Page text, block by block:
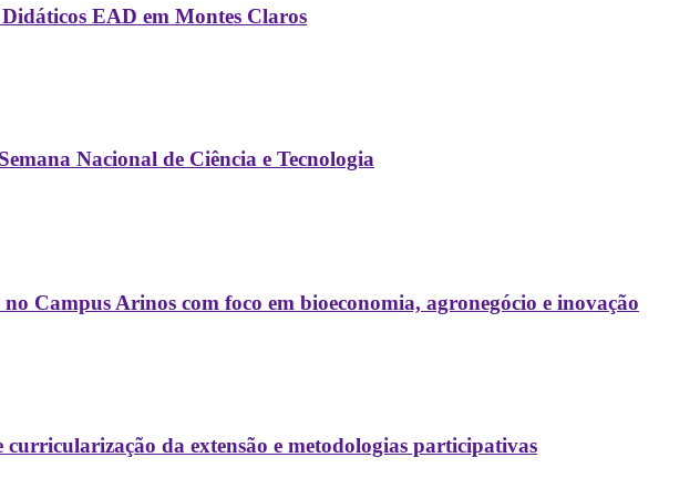
EAD em Montes Claros
Nacional de Ciência e Tecnologia
Campus Arinos com foco em bioeconomia, agronegócio e inovação
da extensão e metodologias participativas